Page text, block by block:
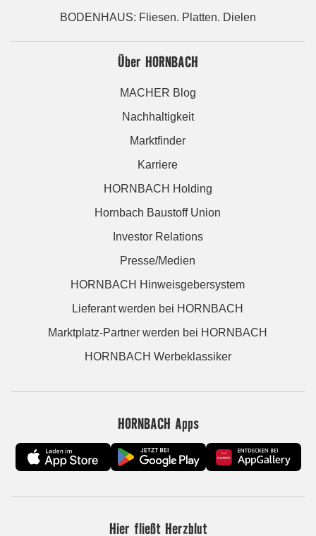
BODENHAUS: Fliesen. Platten. Dielen
Über HORNBACH
MACHER Blog
Nachhaltigkeit
Marktfinder
Karriere
HORNBACH Holding
Hornbach Baustoff Union
Investor Relations
Presse/Medien
HORNBACH Hinweisgebersystem
Lieferant werden bei HORNBACH
Marktplatz-Partner werden bei HORNBACH
HORNBACH Werbeklassiker
HORNBACH Apps
Hier fließt Herzblut